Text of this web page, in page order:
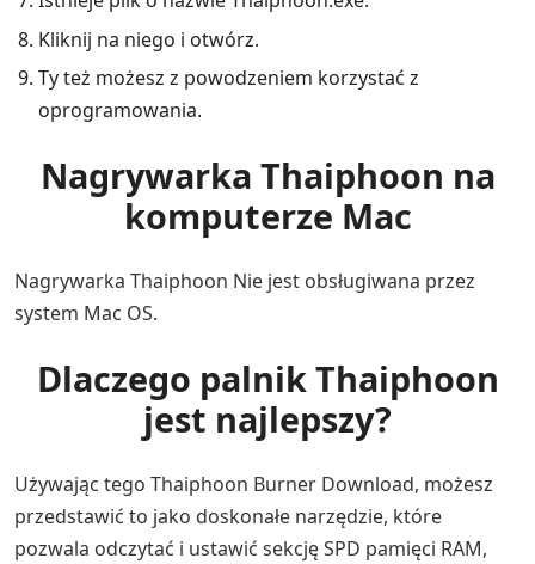
Kliknij na niego i otwórz.
Ty też możesz z powodzeniem korzystać z
oprogramowania.
Nagrywarka Thaiphoon na
komputerze Mac
Nagrywarka Thaiphoon Nie jest obsługiwana przez
system Mac OS.
Dlaczego palnik Thaiphoon
jest najlepszy?
Używając tego Thaiphoon Burner Download, możesz
przedstawić to jako doskonałe narzędzie, które
pozwala odczytać i ustawić sekcję SPD pamięci RAM,